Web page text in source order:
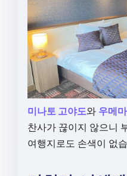
미나토 고야도와 우메
찬사가 끊이지 않으니
여행지로도 손색이 없